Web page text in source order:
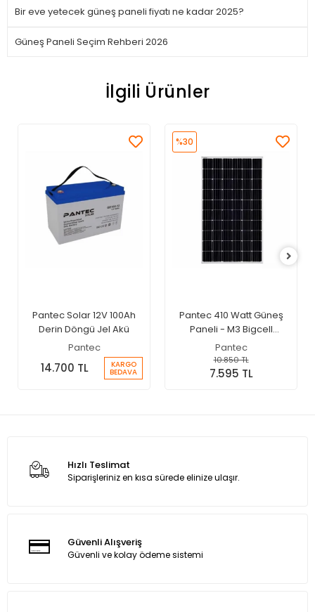
Bir eve yetecek güneş paneli fiyatı ne kadar 2025?
Güneş Paneli Seçim Rehberi 2026
İlgili Ürünler
Pantec Solar 12V 100Ah
Derin Döngü Jel Akü
Pantec
14.700 TL KARGO
BEDAVA
Pantec 410 Watt Güneş
Paneli - M3 Bigcell
Monokristal Solar Panel
Pantec
%30
10.850 TL
7.595 TL
Hızlı Teslimat
Siparişleriniz en kısa sürede elinize ulaşır.
Güvenli Alışveriş
Güvenli ve kolay ödeme sistemi